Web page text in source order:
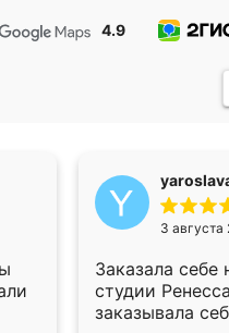
4.9
3 августа
Заказала
студии
заказывала